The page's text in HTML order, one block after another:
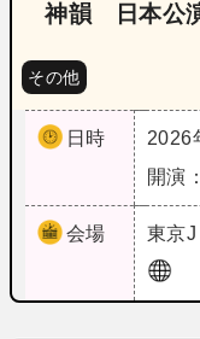
神韻 日本公
その他
日時
2026
開演
会場 東京J